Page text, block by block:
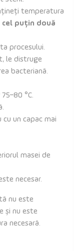
temperatura
cel puțin două
procesului.
le distruge
bacteriană.
°C.
un capac mai
masei de
necesar.
nu este
și nu este
necesară.